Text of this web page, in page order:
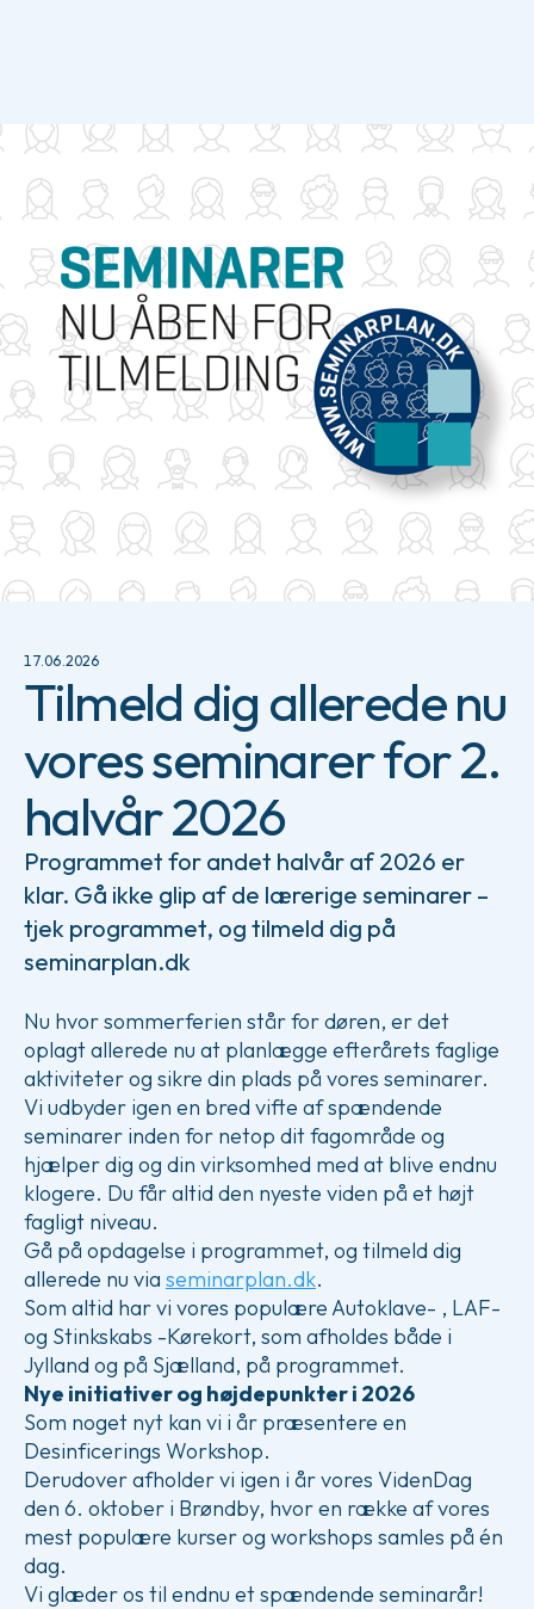
17.06.2026
Tilmeld dig allerede nu
vores seminarer for 2.
halvår 2026
Programmet for andet halvår af 2026 er
klar. Gå ikke glip af de lærerige seminarer –
tjek programmet, og tilmeld dig på
seminarplan.dk
Nu hvor sommerferien står for døren, er det
oplagt allerede nu at planlægge efterårets faglige
aktiviteter og sikre din plads på vores seminarer.
Vi udbyder igen en bred vifte af spændende
seminarer inden for netop dit fagområde og
hjælper dig og din virksomhed med at blive endnu
klogere. Du får altid den nyeste viden på et højt
fagligt niveau.
Gå på opdagelse i programmet, og tilmeld dig
allerede nu via seminarplan.dk.
Som altid har vi vores populære Autoklave- , LAF-
og Stinkskabs -Kørekort, som afholdes både i
Jylland og på Sjælland, på programmet.
Nye initiativer og højdepunkter i 2026
Som noget nyt kan vi i år præsentere en
Desinficerings Workshop.
Derudover afholder vi igen i år vores VidenDag
den 6. oktober i Brøndby, hvor en række af vores
mest populære kurser og workshops samles på én
dag.
Vi glæder os til endnu et spændende seminarår!